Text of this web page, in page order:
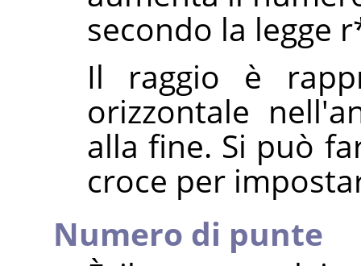
secondo la legge
Il raggio è
orizzontale
alla fine. Si può
croce per
Numero di punte